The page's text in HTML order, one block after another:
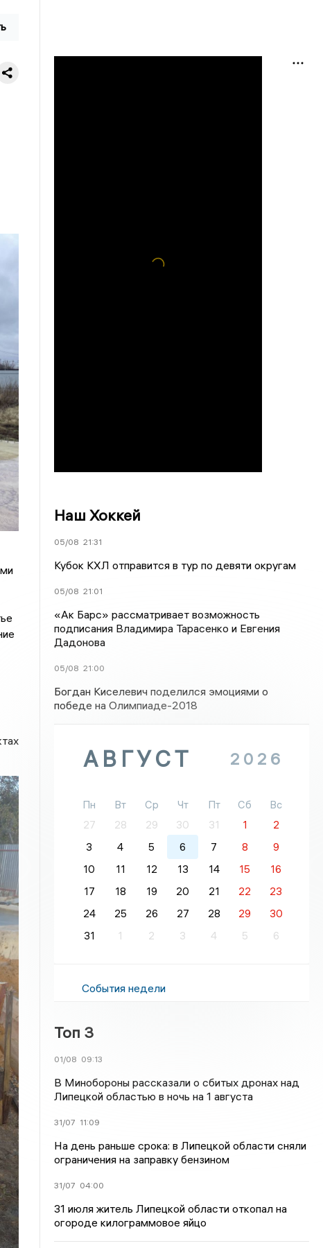
Наш Хоккей
05/08 21:31
Кубок КХЛ отправится в тур по девяти округам
05/08 21:01
«Ак Барс» рассматривает возможность
подписания Владимира Тарасенко и Евгения
Дадонова
05/08 21:00
Богдан Киселевич поделился эмоциями о
победе на Олимпиаде-2018
АВГУСТ 2026
Пн Вт Ср Чт Пт Сб
Вс
27
28 29 30 31 1
2
3
4 5 6 7 8
9
10
11 12 13 14 15
16
17
18 19 20 21 22
23
24
25 26 27 28 29
30
31
1 2 3 4 5 6
События недели
Топ 3
01/08 09:13
В Минобороны рассказали о сбитых дронах над
Липецкой областью в ночь на 1 августа
31/07 11:09
На день раньше срока: в Липецкой области сняли
ограничения на заправку бензином
31/07 04:00
31 июля житель Липецкой области откопал на
огороде килограммовое яйцо